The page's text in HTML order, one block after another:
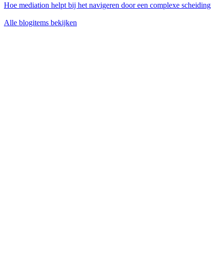
Hoe mediation helpt bij het navigeren door een complexe scheiding
Alle blogitems bekijken